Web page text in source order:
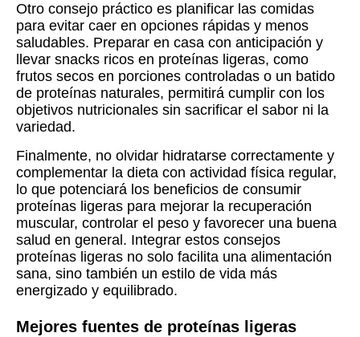
Otro consejo práctico es planificar las comidas
para evitar caer en opciones rápidas y menos
saludables. Preparar en casa con anticipación y
llevar snacks ricos en proteínas ligeras, como
frutos secos en porciones controladas o un batido
de proteínas naturales, permitirá cumplir con los
objetivos nutricionales sin sacrificar el sabor ni la
variedad.
Finalmente, no olvidar hidratarse correctamente y
complementar la dieta con actividad física regular,
lo que potenciará los beneficios de consumir
proteínas ligeras para mejorar la recuperación
muscular, controlar el peso y favorecer una buena
salud en general. Integrar estos consejos
proteínas ligeras no solo facilita una alimentación
sana, sino también un estilo de vida más
energizado y equilibrado.
Mejores fuentes de proteínas ligeras